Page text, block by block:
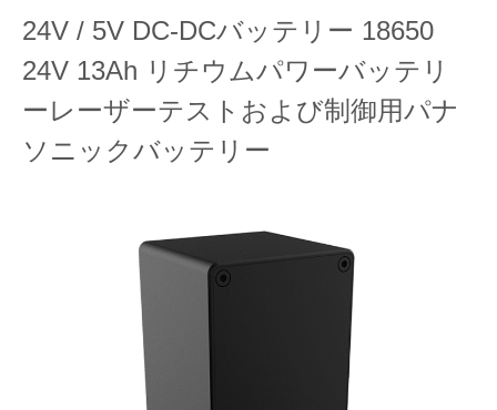
24V / 5V DC-DCバッテリー 18650
24V 13Ah リチウムパワーバッテリ
ーレーザーテストおよび制御用パナ
ソニックバッテリー